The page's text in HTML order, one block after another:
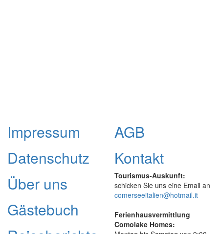
Impressum
Datenschutz
Über uns
Gästebuch
AGB
Kontakt
Tourismus-Auskunft:
schicken Sie uns eine Email an
comerseeitalien@hotmail.it
Ferienhausvermittlung
Comolake Homes: